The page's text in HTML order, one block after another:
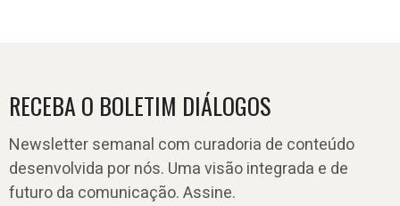
RECEBA O BOLETIM DIÁLOGOS
Newsletter semanal com curadoria de conteúdo
desenvolvida por nós. Uma visão integrada e de
futuro da comunicação. Assine.